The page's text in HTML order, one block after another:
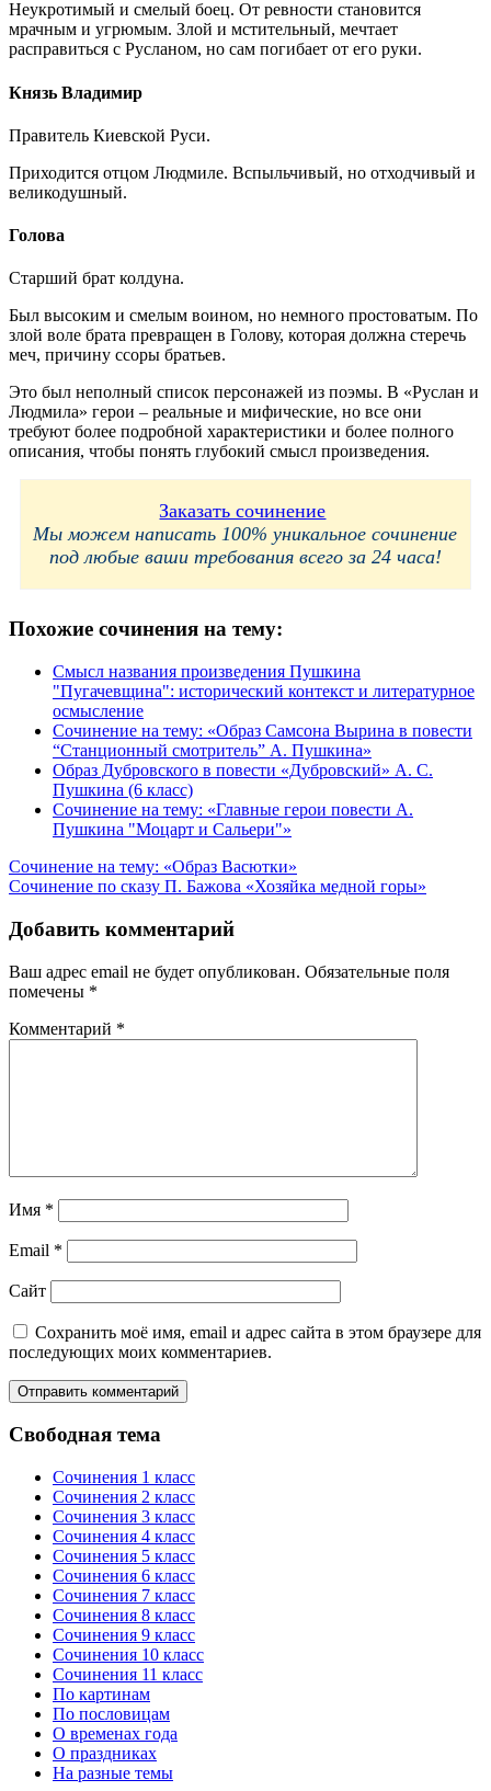
Неукротимый и смелый боец. От ревности становится
мрачным и угрюмым. Злой и мстительный, мечтает
расправиться с Русланом, но сам погибает от его руки.
Князь Владимир
Правитель Киевской Руси.
Приходится отцом Людмиле. Вспыльчивый, но отходчивый и
великодушный.
Голова
Старший брат колдуна.
Был высоким и смелым воином, но немного простоватым. По
злой воле брата превращен в Голову, которая должна стеречь
меч, причину ссоры братьев.
Это был неполный список персонажей из поэмы. В «Руслан и
Людмила» герои – реальные и мифические, но все они
требуют более подробной характеристики и более полного
описания, чтобы понять глубокий смысл произведения.
Заказать сочинение
Мы можем написать 100% уникальное сочинение
под любые ваши требования всего за 24 часа!
Похожие сочинения на тему:
Смысл названия произведения Пушкина
"Пугачевщина": исторический контекст и литературное
осмысление
Сочинение на тему: «Образ Самсона Вырина в повести
“Станционный смотритель” А. Пушкина»
Образ Дубровского в повести «Дубровский» А. С.
Пушкина (6 класс)
Сочинение на тему: «Главные герои повести А.
Пушкина "Моцарт и Сальери"»
Навигация
по
записям
Сочинение на тему: «Образ Васютки»
Сочинение по сказу П. Бажова «Хозяйка медной горы»
Добавить комментарий
Ваш адрес email не будет опубликован. Обязательные поля
помечены *
Комментарий *
Имя *
Email *
Сайт
Сохранить моё имя, email и адрес сайта в этом браузере для
последующих моих комментариев.
Свободная тема
Сочинения 1 класс
Сочинения 2 класс
Сочинения 3 класс
Сочинения 4 класс
Сочинения 5 класс
Сочинения 6 класс
Сочинения 7 класс
Сочинения 8 класс
Сочинения 9 класс
Сочинения 10 класс
Сочинения 11 класс
По картинам
По пословицам
О временах года
О праздниках
На разные темы